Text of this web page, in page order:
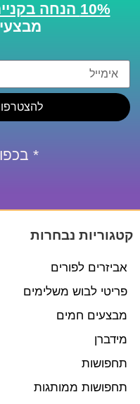
10% הנחה בקנייה הבאה
*
קטגוריות נבחרות
אביזרים לפורים
פריטי לבוש משלימים
מבצעים חמים
מידברן
תחפושות
תחפושות ממותגות